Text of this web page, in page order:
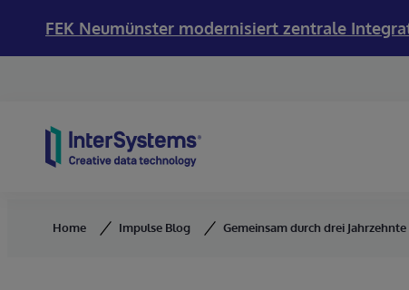
FEK Neumünster modernisiert zentrale
Home Impulse Blog Gemeinsam durch drei